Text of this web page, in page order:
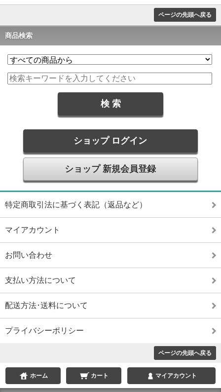
ページの先頭へ戻る
商品検索
ショップ ログイン
ショップ 新規会員登録
特定商取引法に基づく表記（返品など）
マイアカウント
お問い合わせ
支払い方法について
配送方法･送料について
プライバシーポリシー
ページの先頭へ戻る
ホーム カート マイアカウント